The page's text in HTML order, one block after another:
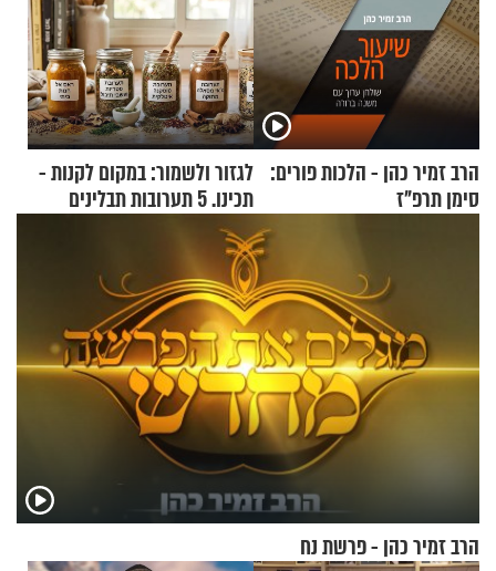
הרב זמיר כהן - הלכות פורים:
סימן תרפ"ז
לגזור ולשמור: במקום לקנות -
תכינו. 5 תערובות תבלינים
שמתאימות להכל
הרב זמיר כהן - פרשת נח